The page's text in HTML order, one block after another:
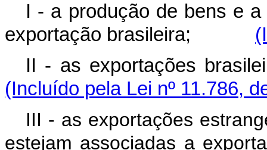
I - a produção de bens e
exportação brasileira;
II - as exportações
(Incluído pela Lei nº 11.786,
III - as exportações
estejam associadas a